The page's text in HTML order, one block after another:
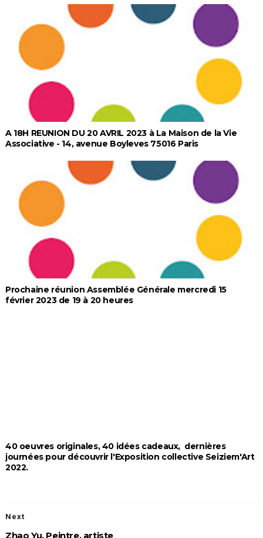
A 18H REUNION DU 20 AVRIL 2023 à La Maison de la Vie
Associative - 14, avenue Boyleves 75016 Paris
Prochaine réunion Assemblée Générale mercredi 15
février 2023 de 19 à 20 heures
40 oeuvres originales, 40 idées cadeaux, dernières
journées pour découvrir l'Exposition collective Seiziem'Art
2022.
Next
Zhao Yu, Peintre, artiste